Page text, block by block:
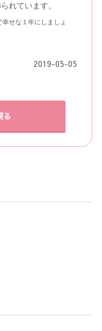
れています。
幸せな１年にしましょ
2019-05-05
る